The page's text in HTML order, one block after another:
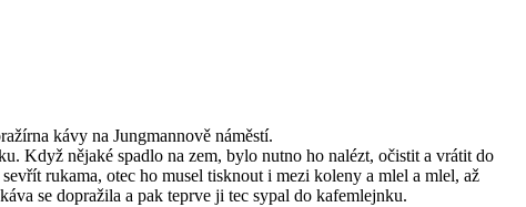
kávy na Jungmannově náměstí.
Když nějaké spadlo na zem, bylo nutno ho nalézt, očistit a vrátit do
rukama, otec ho musel tisknout i mezi koleny a mlel a mlel, až
se dopražila a pak teprve ji tec sypal do kafemlejnku.